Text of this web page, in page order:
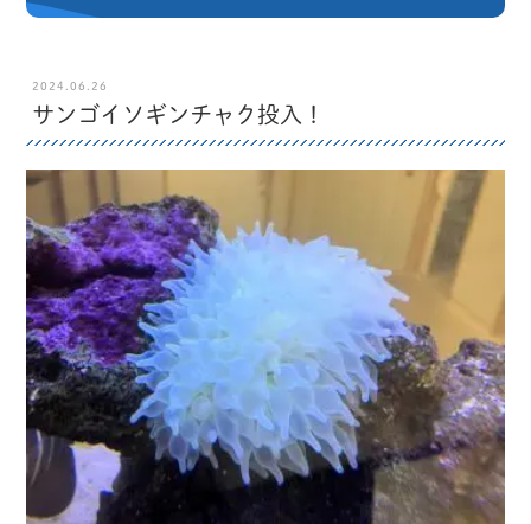
2024.06.26
サンゴイソギンチャク投入！